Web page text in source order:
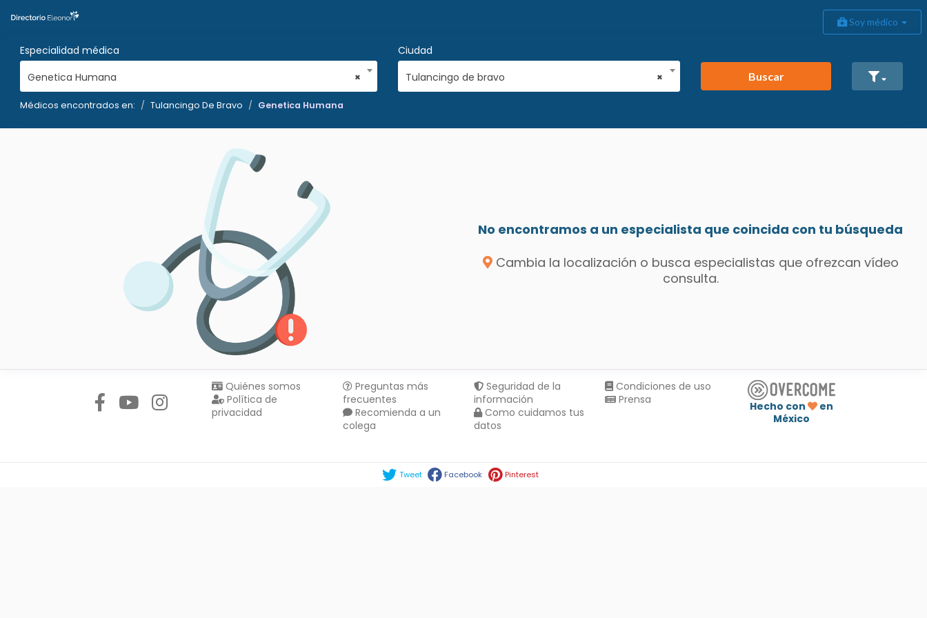
Soy médico
Especialidad médica
×
Genetica Humana
Ciudad
×
Tulancingo de bravo Buscar
Médicos encontrados en: Tulancingo De Bravo Genetica Humana
No encontramos a un especialista que coincida con tu búsqueda
Cambia la localización o busca especialistas que ofrezcan vídeo
consulta.
Quiénes somos
Política de
privacidad
Preguntas más
frecuentes
Recomienda a un
colega
Seguridad de la
información
Como cuidamos tus
datos
Condiciones de uso
Prensa
Hecho con
en
México
Tweet Facebook Pinterest